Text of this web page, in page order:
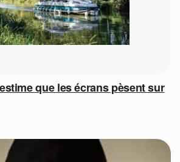
que les écrans pèsent sur